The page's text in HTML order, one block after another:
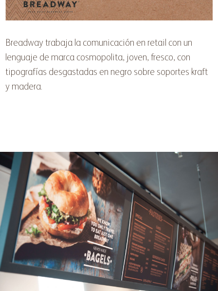
Breadway trabaja la comunicación en retail con un
lenguaje de marca cosmopolita, joven, fresco, con
tipografías desgastadas en negro sobre soportes kraft
y madera.